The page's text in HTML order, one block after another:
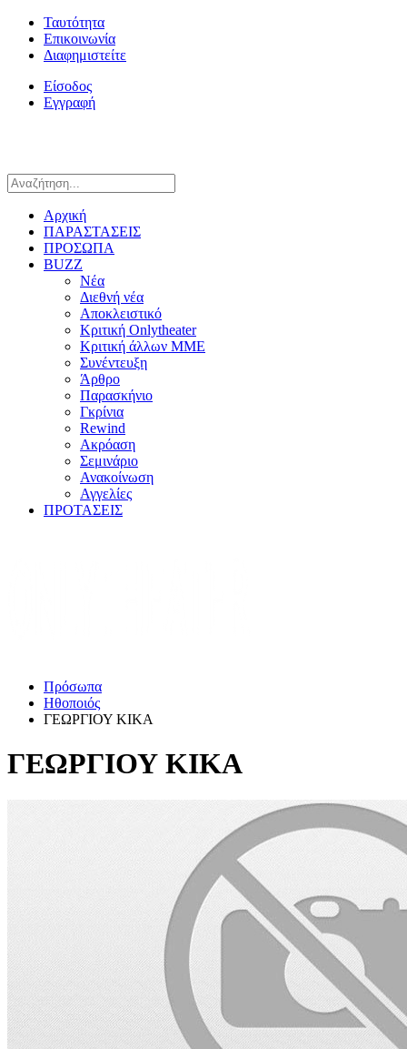
Ταυτότητα
Επικοινωνία
Διαφημιστείτε
Είσοδος
Εγγραφή
Αρχική
ΠΑΡΑΣΤΑΣΕΙΣ
ΠΡΟΣΩΠΑ
BUZZ
Νέα
Διεθνή νέα
Αποκλειστικό
Κριτική Onlytheater
Κριτική άλλων ΜΜΕ
Συνέντευξη
Άρθρο
Παρασκήνιο
Γκρίνια
Rewind
Ακρόαση
Σεμινάριο
Ανακοίνωση
Αγγελίες
ΠΡΟΤΑΣΕΙΣ
Πρόσωπα
Ηθοποιός
ΓΕΩΡΓΙΟΥ ΚΙΚΑ
ΓΕΩΡΓΙΟΥ ΚΙΚΑ